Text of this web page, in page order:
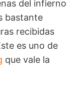
del infierno
bastante
recibidas
es uno de
que vale la